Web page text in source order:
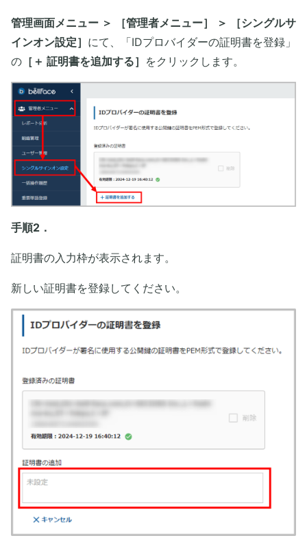
管理画面メニュー ＞ ［管理者メニュー］ ＞ ［シングルサ
インオン設定］ にて、「IDプロバイダーの証明書を登録」
の ［＋ 証明書を追加する］ をクリックします。
手順2．
証明書の入力枠が表示されます。
新しい証明書を登録してください。